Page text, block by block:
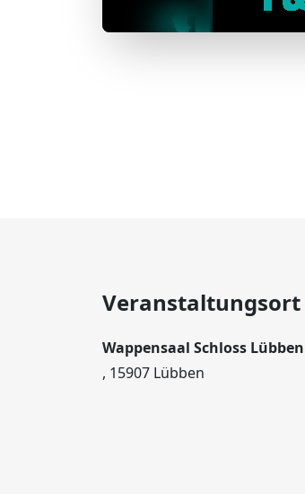
Veranstaltungsort
Wappensaal Schloss Lübben
, 15907 Lübben